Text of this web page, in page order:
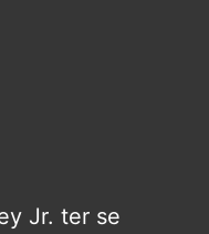
Jr. ter se